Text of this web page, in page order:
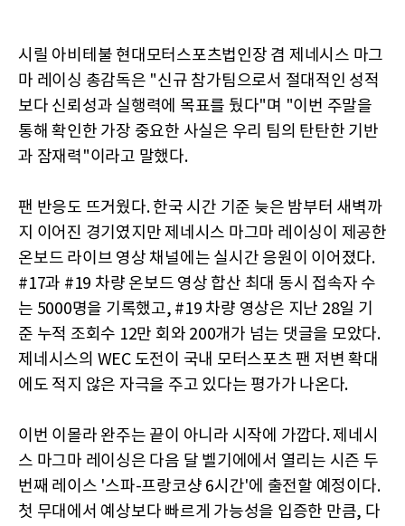
시릴 아비테불 현대모터스포츠법인장 겸 제네시스 마그
마 레이싱 총감독은 "신규 참가팀으로서 절대적인 성적
보다 신뢰성과 실행력에 목표를 뒀다"며 "이번 주말을
통해 확인한 가장 중요한 사실은 우리 팀의 탄탄한 기반
과 잠재력"이라고 말했다.
팬 반응도 뜨거웠다. 한국 시간 기준 늦은 밤부터 새벽까
지 이어진 경기였지만 제네시스 마그마 레이싱이 제공한
온보드 라이브 영상 채널에는 실시간 응원이 이어졌다.
#17과 #19 차량 온보드 영상 합산 최대 동시 접속자 수
는 5000명을 기록했고, #19 차량 영상은 지난 28일 기
준 누적 조회수 12만 회와 200개가 넘는 댓글을 모았다.
제네시스의 WEC 도전이 국내 모터스포츠 팬 저변 확대
에도 적지 않은 자극을 주고 있다는 평가가 나온다.
이번 이몰라 완주는 끝이 아니라 시작에 가깝다. 제네시
스 마그마 레이싱은 다음 달 벨기에에서 열리는 시즌 두
번째 레이스 '스파-프랑코샹 6시간'에 출전할 예정이다.
첫 무대에서 예상보다 빠르게 가능성을 입증한 만큼, 다